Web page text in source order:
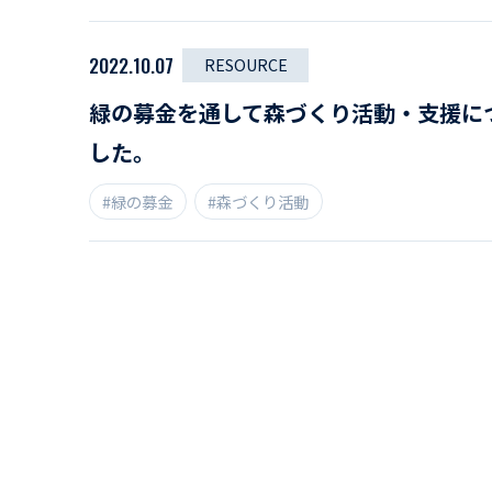
2022.10.07 RESOURCE
緑の募金を通して森づくり活動・支援に
した。
#緑の募金 #森づくり活動